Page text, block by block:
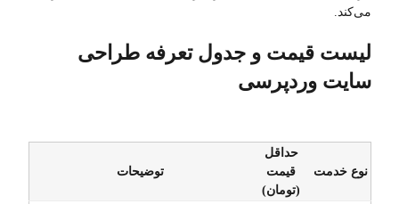
می‌کند.
لیست قیمت و جدول تعرفه طراحی
سایت وردپرسی
نوع خدمت
حداقل
قیمت
(تومان)
توضیحات